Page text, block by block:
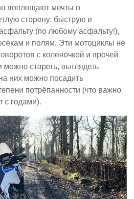
воплощают мечты о
сторону: быструю и
(по любому асфальту!),
и полям. Эти мотоциклы не
с коленочкой и прочей
стареть, выглядеть
них можно посадить
потрёпанности (что важно
с годами).